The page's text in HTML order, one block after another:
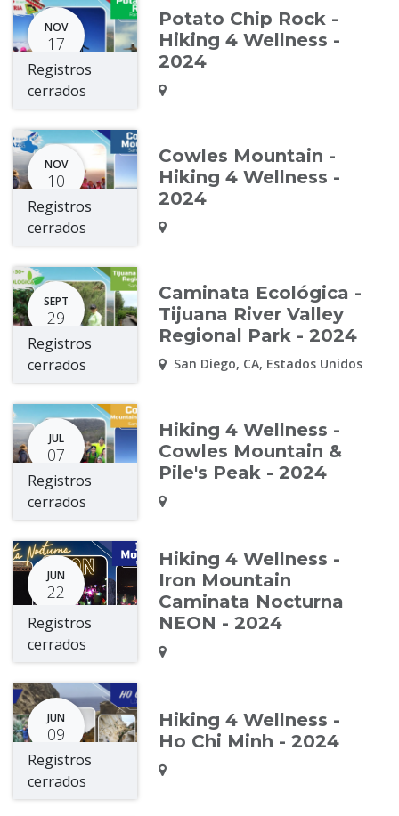
NOV
17
Registros
cerrados
Potato Chip Rock -
Hiking 4 Wellness -
2024
NOV
10
Registros
cerrados
Cowles Mountain -
Hiking 4 Wellness -
2024
SEPT
29
Registros
cerrados
Caminata Ecológica -
Tijuana River Valley
Regional Park - 2024
San Diego, CA, Estados Unidos
JUL
07
Registros
cerrados
Hiking 4 Wellness -
Cowles Mountain &
Pile's Peak - 2024
JUN
22
Registros
cerrados
Hiking 4 Wellness -
Iron Mountain
Caminata Nocturna
NEON - 2024
JUN
09
Registros
cerrados
Hiking 4 Wellness -
Ho Chi Minh - 2024